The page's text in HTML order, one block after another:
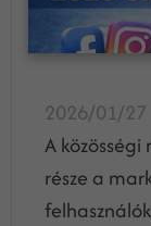
2026/01/27
A
része a